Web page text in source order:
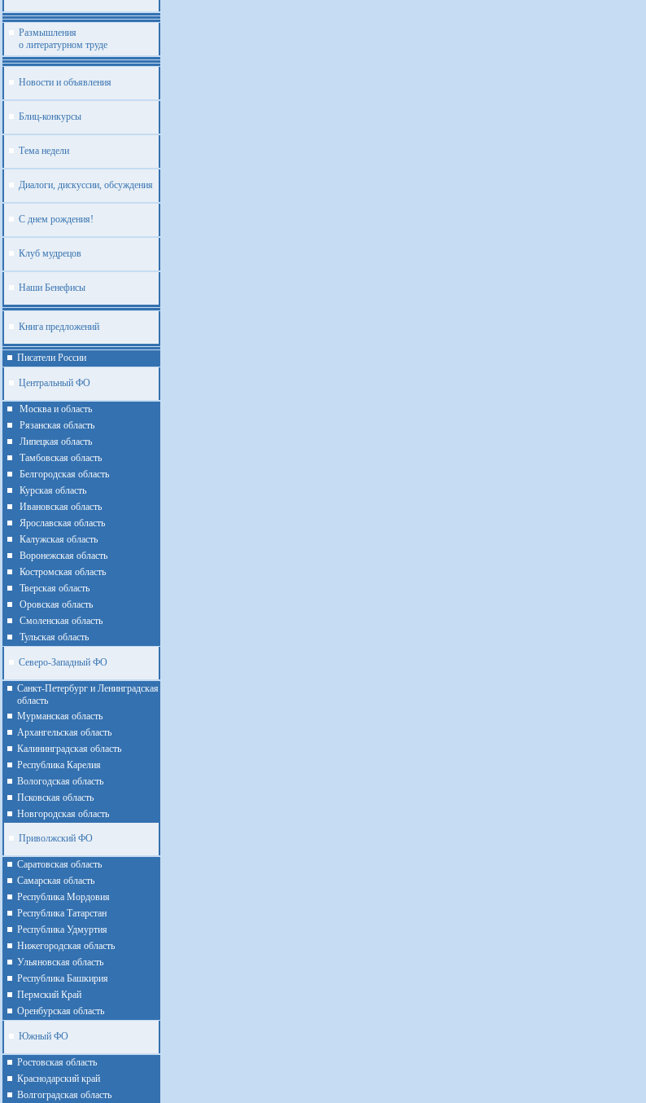
Размышления
о литературном труде
Новости и объявления
Блиц-конкурсы
Тема недели
Диалоги, дискуссии, обсуждения
С днем рождения!
Клуб мудрецов
Наши Бенефисы
Книга предложений
Писатели России
Центральный ФО
Москва и область
Рязанская область
Липецкая область
Тамбовская область
Белгородская область
Курская область
Ивановская область
Ярославская область
Калужская область
Воронежская область
Костромская область
Тверская область
Оровская область
Смоленская область
Тульская область
Северо-Западный ФО
Санкт-Петербург и Ленинградская
область
Мурманская область
Архангельская область
Калининградская область
Республика Карелия
Вологодская область
Псковская область
Новгородская область
Приволжский ФО
Cаратовская область
Cамарская область
Республика Мордовия
Республика Татарстан
Республика Удмуртия
Нижегородская область
Ульяновская область
Республика Башкирия
Пермский Край
Оренбурская область
Южный ФО
Ростовская область
Краснодарский край
Волгоградская область